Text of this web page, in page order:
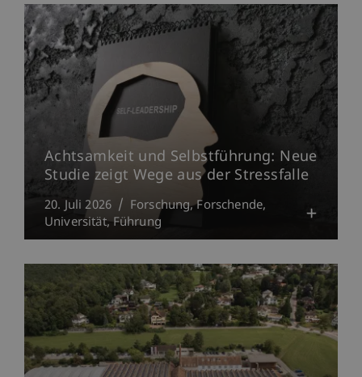
Achtsamkeit und Selbstführung: Neue
Studie zeigt Wege aus der Stressfalle
20. Juli 2026 Forschung Forschende
Universität Führung